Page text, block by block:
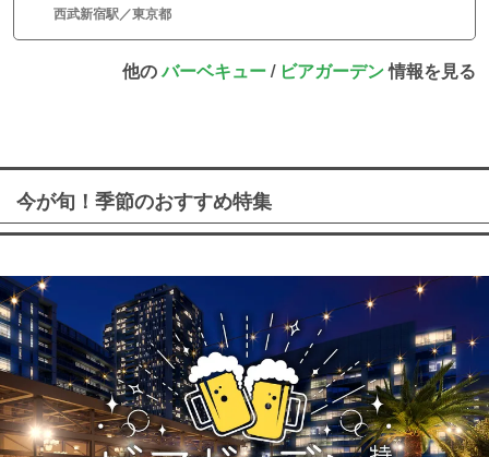
西武新宿駅／東京都
他のバーベキュー/ ビアガーデン情報を見る
今が旬！季節のおすすめ特集